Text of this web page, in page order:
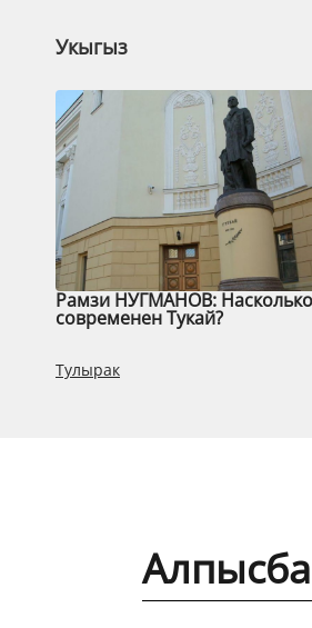
Укыгыз
Рамзи НУГМАНОВ: Насколько
современен Тукай?
Тулырак